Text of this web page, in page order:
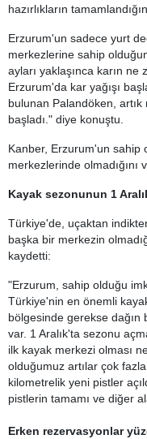
hazırlıkların
Erzurum'un sadece yurt
merkezlerine sahip
ayları yaklaşınca karın ne
Erzurum'da kar yağışı
bulunan Palandöken,
başladı." diye konuştu.
Kanber, Erzurum'un sahip
merkezlerinde olmadığını
Kayak sezonunun 1
Türkiye'de, uçaktan
başka bir merkezin
kaydetti:
"Erzurum, sahip olduğu
Türkiye'nin en önemli
bölgesinde gerekse
var. 1 Aralık'ta sezonu
ilk kayak merkezi olması
olduğumuz artılar çok
kilometrelik yeni pistler
pistlerin tamamı ve diğer
Erken rezervasyonlar